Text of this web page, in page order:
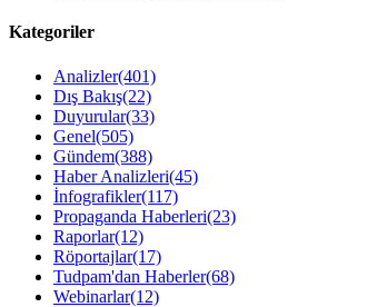
Kategoriler
Analizler(401)
Dış Bakış(22)
Duyurular(33)
Genel(505)
Gündem(388)
Haber Analizleri(45)
İnfografikler(117)
Propaganda Haberleri(23)
Raporlar(12)
Röportajlar(17)
Tudpam'dan Haberler(68)
Webinarlar(12)